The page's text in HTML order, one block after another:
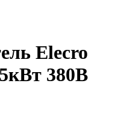
Elecro
380В